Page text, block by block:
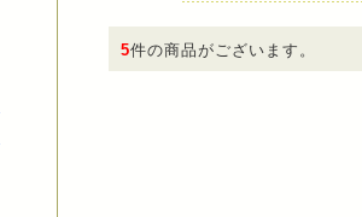
5件の商品がございます。